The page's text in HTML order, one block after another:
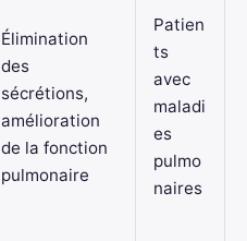
Élimination
des
sécrétions,
amélioration
de la fonction
pulmonaire
Patien
ts
avec
maladi
es
pulmo
naires